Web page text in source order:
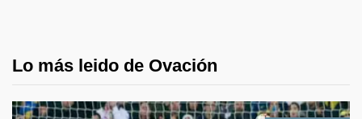
Lo más leido de Ovación